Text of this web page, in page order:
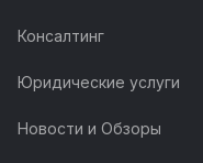
Консалтинг
Юридические услуги
Новости и Обзоры